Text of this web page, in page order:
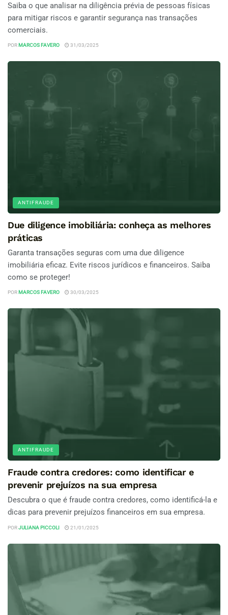
Saiba o que analisar na diligência prévia de pessoas físicas
para mitigar riscos e garantir segurança nas transações
comerciais.
POR MARCOS FAVERO 31/03/2025
ANTIFRAUDE
Due diligence imobiliária: conheça as melhores
práticas
Garanta transações seguras com uma due diligence
imobiliária eficaz. Evite riscos jurídicos e financeiros. Saiba
como se proteger!
POR MARCOS FAVERO 30/03/2025
ANTIFRAUDE
Fraude contra credores: como identificar e
prevenir prejuízos na sua empresa
Descubra o que é fraude contra credores, como identificá-la e
dicas para prevenir prejuízos financeiros em sua empresa.
PORJULIANA PICCOLI 21/01/2025